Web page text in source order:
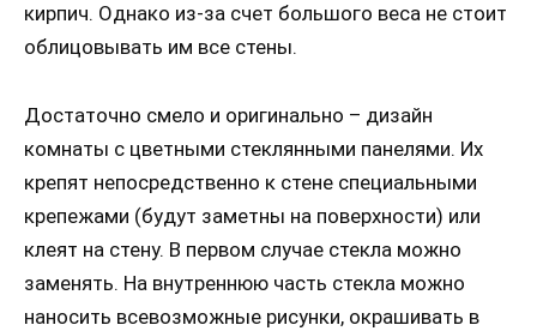
кирпич. Однако из-за счет большого веса не стоит
облицовывать им все стены.
Достаточно смело и оригинально – дизайн
комнаты с цветными стеклянными панелями. Их
крепят непосредственно к стене специальными
крепежами (будут заметны на поверхности) или
клеят на стену. В первом случае стекла можно
заменять. На внутреннюю часть стекла можно
наносить всевозможные рисунки, окрашивать в